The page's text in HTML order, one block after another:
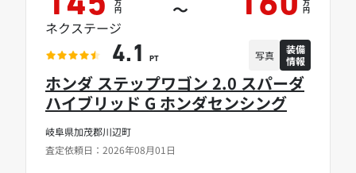
岐阜県加茂郡川辺町
査定依頼日：2026年08月01日
ホンダ ステップワゴン 2.0 スパーダ
ハイブリッド G ホンダセンシング
万
円 ～ 万
円
ネクステージ
4.1 PT 写真
装備
情報